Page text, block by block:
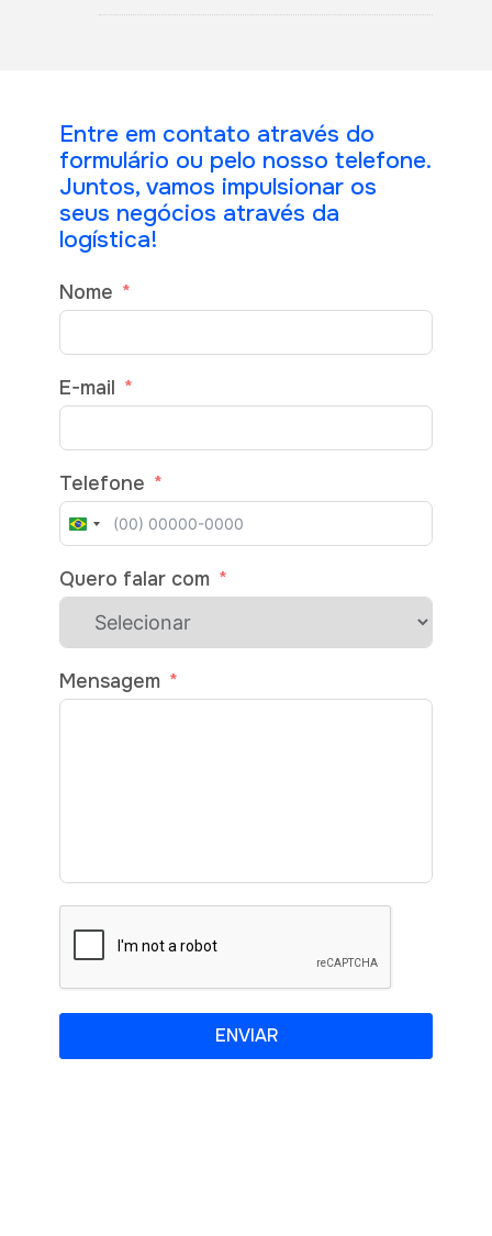
Entre em contato através do
formulário ou pelo nosso telefone.
Juntos, vamos impulsionar os
seus negócios através da
logística!
Nome
E-mail
Telefone
BRAZIL
+55
Quero falar com
Mensagem
ENVIAR